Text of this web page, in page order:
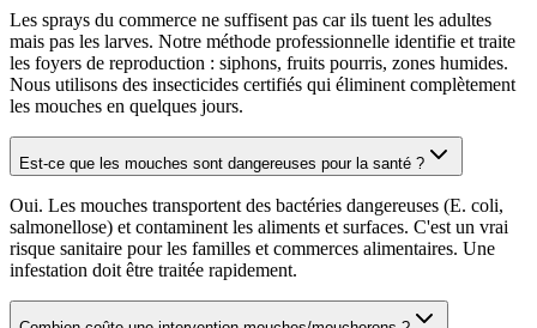
Les sprays du commerce ne suffisent pas car ils tuent les adultes
mais pas les larves. Notre méthode professionnelle identifie et traite
les foyers de reproduction : siphons, fruits pourris, zones humides.
Nous utilisons des insecticides certifiés qui éliminent complètement
les mouches en quelques jours.
Est-ce que les mouches sont dangereuses pour la santé ?
Oui. Les mouches transportent des bactéries dangereuses (E. coli,
salmonellose) et contaminent les aliments et surfaces. C'est un vrai
risque sanitaire pour les familles et commerces alimentaires. Une
infestation doit être traitée rapidement.